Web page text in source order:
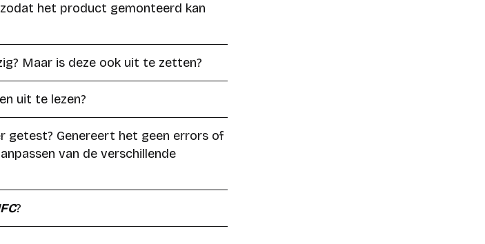
het product gemonteerd kan
Maar is deze ook uit te zetten?
uit te lezen?
getest? Genereert het geen errors of
van de verschillende
?